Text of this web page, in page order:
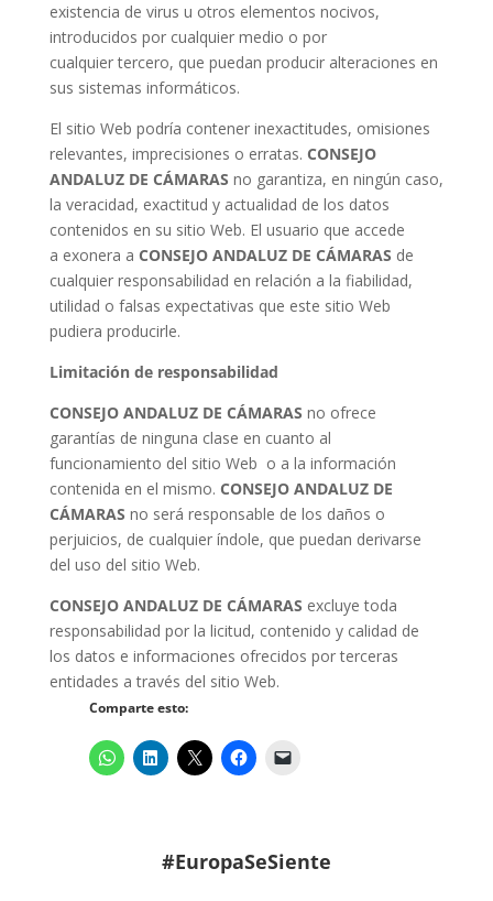
existencia de virus u otros elementos nocivos,
introducidos por cualquier medio o por
cualquier tercero, que puedan producir alteraciones en
sus sistemas informáticos.
El sitio Web podría contener inexactitudes, omisiones
relevantes, imprecisiones o erratas. CONSEJO
ANDALUZ DE CÁMARAS no garantiza, en ningún caso,
la veracidad, exactitud y actualidad de los datos
contenidos en su sitio Web. El usuario que accede
a exonera a CONSEJO ANDALUZ DE CÁMARAS de
cualquier responsabilidad en relación a la fiabilidad,
utilidad o falsas expectativas que este sitio Web
pudiera producirle.
Limitación de responsabilidad
CONSEJO ANDALUZ DE CÁMARAS no ofrece
garantías de ninguna clase en cuanto al
funcionamiento del sitio Web o a la información
contenida en el mismo. CONSEJO ANDALUZ DE
CÁMARAS no será responsable de los daños o
perjuicios, de cualquier índole, que puedan derivarse
del uso del sitio Web.
CONSEJO ANDALUZ DE CÁMARAS excluye toda
responsabilidad por la licitud, contenido y calidad de
los datos e informaciones ofrecidos por terceras
entidades a través del sitio Web.
Comparte esto:
#EuropaSeSiente